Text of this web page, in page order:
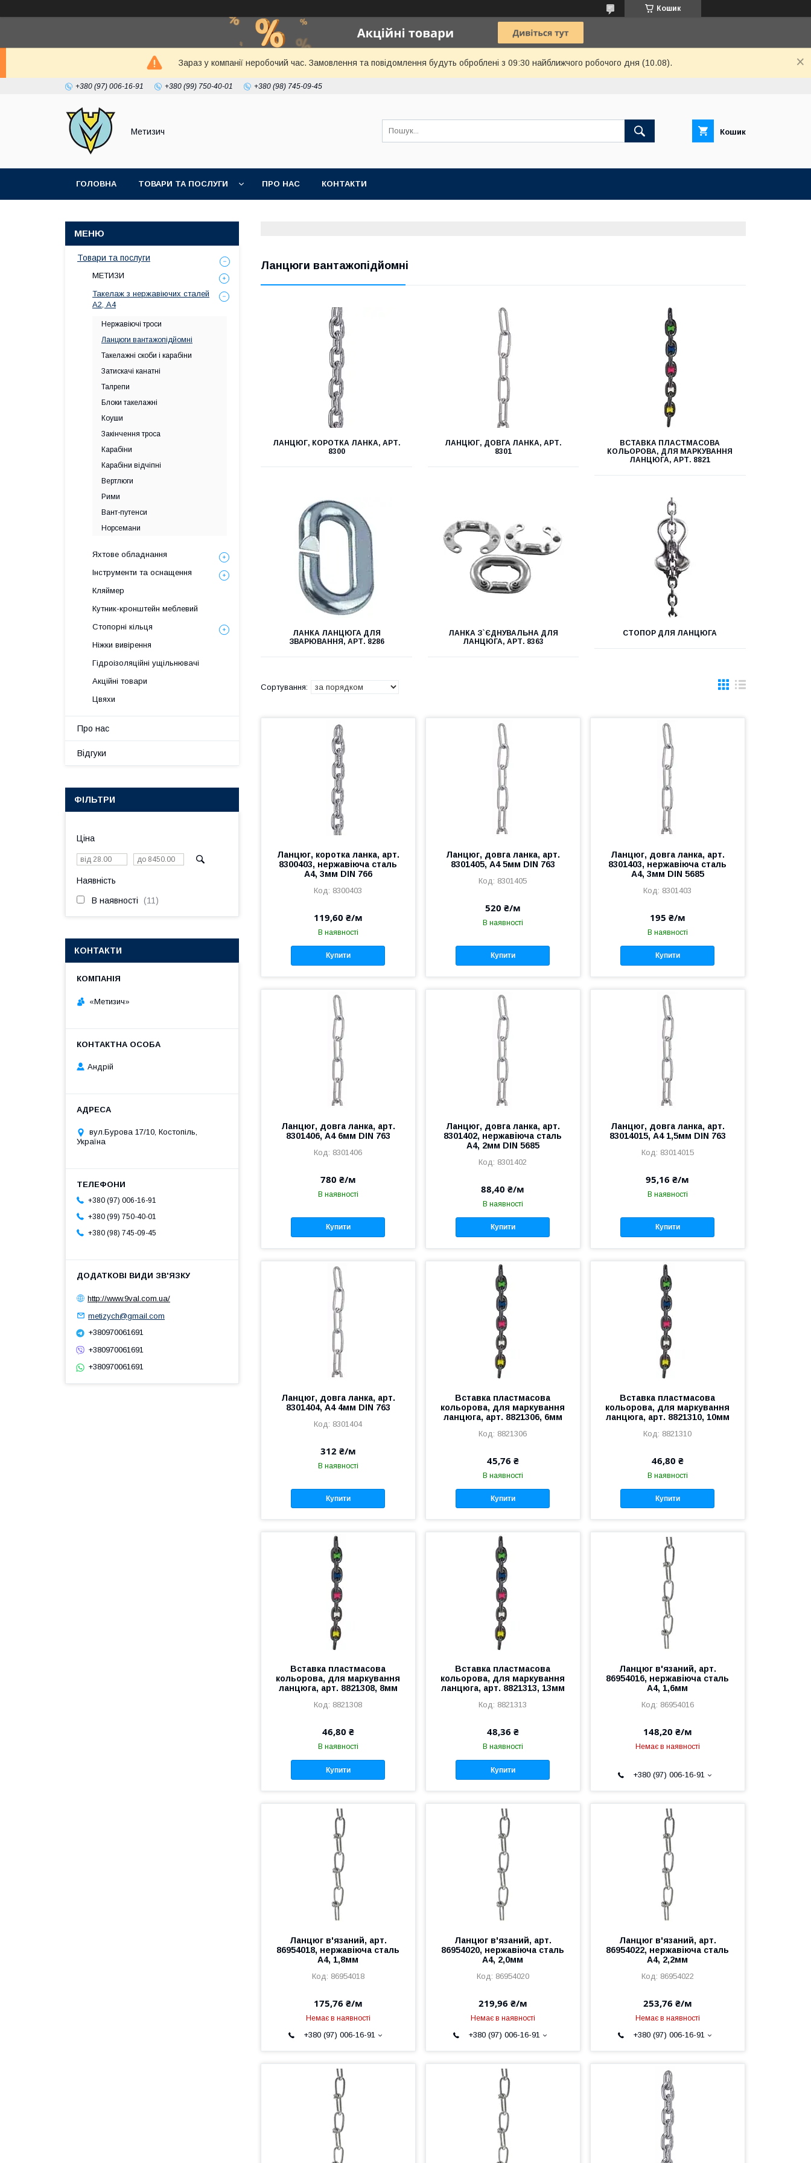
Кошик
Зараз у компанії неробочий час. Замовлення та повідомлення будуть оброблені з 09:30 найближчого робочого дня (10.08).
+380 (97) 006-16-91 +380 (99) 750-40-01 +380 (98) 745-09-45
Метизич Кошик
ГОЛОВНА ТОВАРИ ТА ПОСЛУГИ ПРО НАС КОНТАКТИ
Ланцюги вантажопідйомні
ЛАНЦЮГ, КОРОТКА ЛАНКА, АРТ.
8300
ЛАНЦЮГ, ДОВГА ЛАНКА, АРТ.
8301
ВСТАВКА ПЛАСТМАСОВА
КОЛЬОРОВА, ДЛЯ МАРКУВАННЯ
ЛАНЦЮГА, АРТ. 8821
ЛАНКА ЛАНЦЮГА ДЛЯ
ЗВАРЮВАННЯ, АРТ. 8286
ЛАНКА З`ЄДНУВАЛЬНА ДЛЯ
ЛАНЦЮГА, АРТ. 8363
СТОПОР ДЛЯ ЛАНЦЮГА
Ланцюг, коротка ланка, арт.
8300403, нержавіюча сталь
А4, 3мм DIN 766
8300403
119,60 ₴/м
В наявності
Купити
Ланцюг, довга ланка, арт.
8301405, А4 5мм DIN 763
8301405
520 ₴/м
В наявності
Купити
Ланцюг, довга ланка, арт.
8301403, нержавіюча сталь
А4, 3мм DIN 5685
8301403
195 ₴/м
В наявності
Купити
Ланцюг, довга ланка, арт.
8301406, А4 6мм DIN 763
8301406
780 ₴/м
В наявності
Купити
Ланцюг, довга ланка, арт.
8301402, нержавіюча сталь
А4, 2мм DIN 5685
8301402
88,40 ₴/м
В наявності
Купити
Ланцюг, довга ланка, арт.
83014015, А4 1,5мм DIN 763
83014015
95,16 ₴/м
В наявності
Купити
Ланцюг, довга ланка, арт.
8301404, А4 4мм DIN 763
8301404
312 ₴/м
В наявності
Купити
Вставка пластмасова
кольорова, для маркування
ланцюга, арт. 8821306, 6мм
8821306
45,76 ₴
В наявності
Купити
Вставка пластмасова
кольорова, для маркування
ланцюга, арт. 8821310, 10мм
8821310
46,80 ₴
В наявності
Купити
Вставка пластмасова
кольорова, для маркування
ланцюга, арт. 8821308, 8мм
8821308
46,80 ₴
В наявності
Купити
Вставка пластмасова
кольорова, для маркування
ланцюга, арт. 8821313, 13мм
8821313
48,36 ₴
В наявності
Купити
Ланцюг в'язаний, арт.
86954016, нержавіюча сталь
А4, 1,6мм
86954016
148,20 ₴/м
Немає в наявності
+380 (97) 006-16-91
Ланцюг в'язаний, арт.
86954018, нержавіюча сталь
А4, 1,8мм
86954018
175,76 ₴/м
Немає в наявності
+380 (97) 006-16-91
Ланцюг в'язаний, арт.
86954020, нержавіюча сталь
А4, 2,0мм
86954020
219,96 ₴/м
Немає в наявності
+380 (97) 006-16-91
Ланцюг в'язаний, арт.
86954022, нержавіюча сталь
А4, 2,2мм
86954022
253,76 ₴/м
Немає в наявності
+380 (97) 006-16-91
Товари та послуги
МЕТИЗИ
Такелаж з нержавіючих сталей
А2, А4
Нержавіючі троси
Ланцюги вантажопідйомні
Такелажні скоби і карабіни
Затискачі канатні
Талрепи
Блоки такелажні
Коуши
Закінчення троса
Карабіни
Карабіни відчіпні
Вертлюги
Рими
Вант-путенси
Норсемани
Яхтове обладнання
Інструменти та оснащення
Кляймер
Кутник-кронштейн меблевий
Стопорні кільця
Ніжки вивірення
Гідроізоляційні ущільнювачі
Акційні товари
Цвяхи
Про нас
Відгуки
ФІЛЬТРИ
Ціна
Наявність
В наявності 11
КОНТАКТИ
«Метизич»
Андрій
вул.Бурова 17/10, Костопіль,
Україна
+380 (97) 006-16-91
+380 (99) 750-40-01
+380 (98) 745-09-45
http://www.9val.com.ua/
metizych@gmail.com
+380970061691
+380970061691
+380970061691